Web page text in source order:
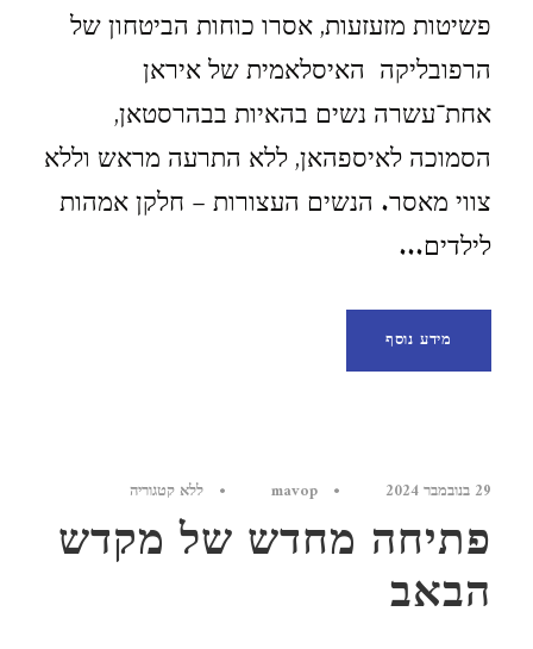
פשיטות מזעזעות, אסרו כוחות הביטחון של
הרפובליקה האיסלאמית של איראן
אחת־עשרה נשים בהאיות בבהרסטאן,
הסמוכה לאיספהאן, ללא התרעה מראש וללא
צווי מאסר. הנשים העצורות – חלקן אמהות
לילדים...
מידע נוסף
29 בנובמבר 2024 •
mavop
• ללא קטגוריה
פתיחה מחדש של מקדש
הבאב